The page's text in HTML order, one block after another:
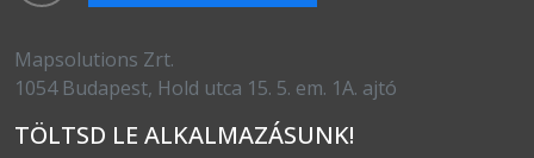
Mapsolutions Zrt.
1054 Budapest, Hold utca 15. 5. em. 1A. ajtó
TÖLTSD LE ALKALMAZÁSUNK!